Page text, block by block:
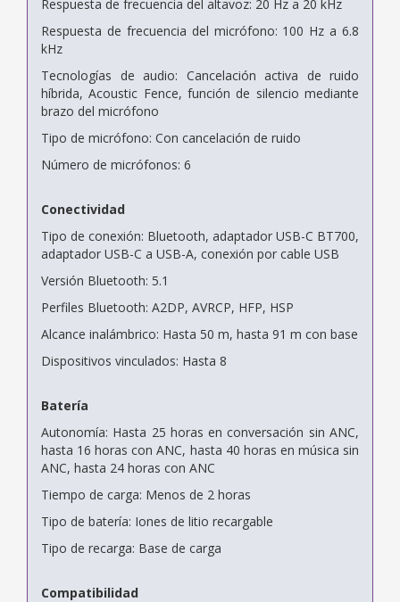
Respuesta de frecuencia del altavoz: 20 Hz a 20 kHz
Respuesta de frecuencia del micrófono: 100 Hz a 6.8
kHz
Tecnologías de audio: Cancelación activa de ruido
híbrida, Acoustic Fence, función de silencio mediante
brazo del micrófono
Tipo de micrófono: Con cancelación de ruido
Número de micrófonos: 6
Conectividad
Tipo de conexión: Bluetooth, adaptador USB-C BT700,
adaptador USB-C a USB-A, conexión por cable USB
Versión Bluetooth: 5.1
Perfiles Bluetooth: A2DP, AVRCP, HFP, HSP
Alcance inalámbrico: Hasta 50 m, hasta 91 m con base
Dispositivos vinculados: Hasta 8
Batería
Autonomía: Hasta 25 horas en conversación sin ANC,
hasta 16 horas con ANC, hasta 40 horas en música sin
ANC, hasta 24 horas con ANC
Tiempo de carga: Menos de 2 horas
Tipo de batería: Iones de litio recargable
Tipo de recarga: Base de carga
Compatibilidad